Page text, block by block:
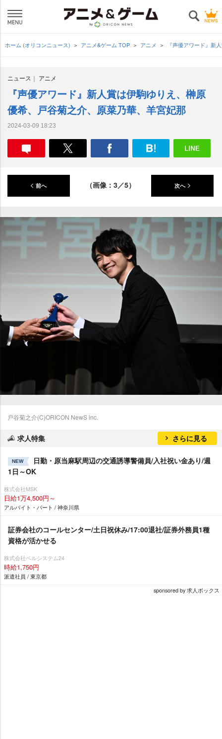
ホーム (オリコンニュース) アニメ&ゲーム TOP アニメ 『声優アワード』新
ニュース アニメ
『声優アワード』新人賞は伊駒ゆりえ、榊原
優希、戸谷菊之介、原菜乃華、羊宮妃那
2024-03-09 18:23
前へ （画像：3／5） 次へ
戸谷菊之介(C)ORICON NewS inc.
求人特集 さらに見る
NEW
日勤・原当麻駅周辺の交通誘導警備員/入社祝い金あり/週
1日～OK
株式会社MSK
日給1万4,500円～
アルバイト・パート / 神奈川県
証券会社のコールセンター/土日祝休み/17:00退社/証券外務員1種
資格が活かせる
株式会社ベルシステム24
時給1,750円
派遣社員 / 東京都
sponsored by 求人ボックス